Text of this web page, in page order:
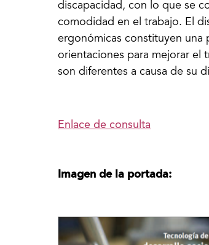
discapacidad, con lo que se
comodidad en el trabajo. El
ergonómicas constituyen una
orientaciones para mejorar el
son diferentes a causa de su
Enlace de consulta
Imagen de la portada: